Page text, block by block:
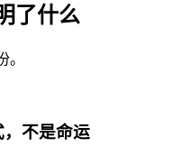
了什么
不是命运